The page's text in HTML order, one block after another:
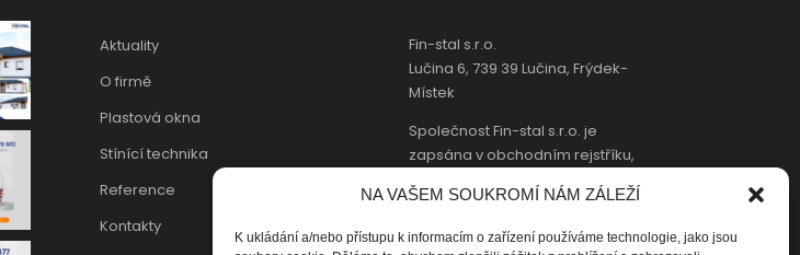
NA VAŠEM SOUKROMÍ NÁM ZÁLEŽÍ
K ukládání a/nebo přístupu k informacím o zařízení používáme technologie, jako jsou
Aktuality
O firmě
Plastová okna
Stínící technika
Reference
Kontakty
Fin-stal s.r.o.
Lučina 6, 739 39 Lučina, Frýdek-
Místek
Společnost Fin-stal s.r.o. je
zapsána v obchodním rejstříku,
Ostravě, oddíl C, vložka 41182.
Tel/fax:+(420) 558 689 004